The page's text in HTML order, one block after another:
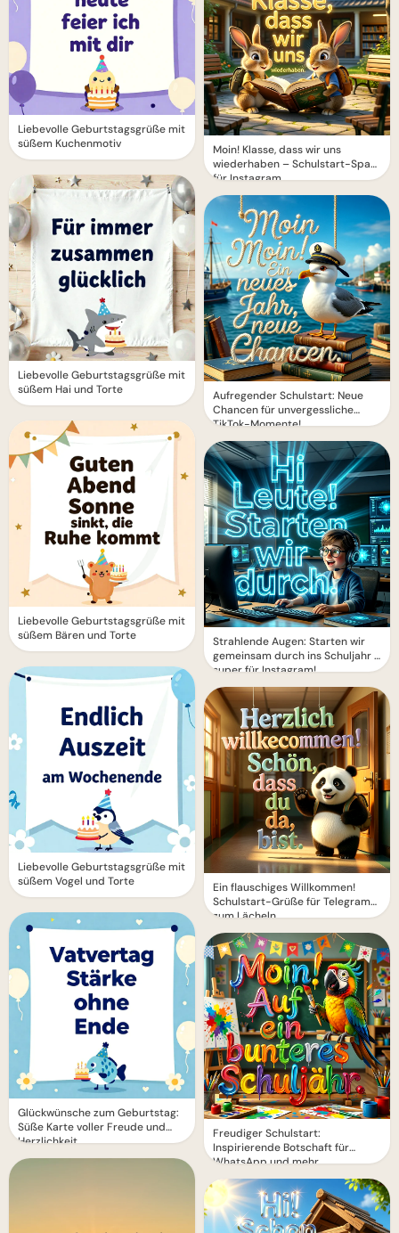
Liebevolle Geburtstagsgrüße mit
süßem Kuchenmotiv
Liebevolle Geburtstagsgrüße mit
süßem Hai und Torte
Liebevolle Geburtstagsgrüße mit
süßem Bären und Torte
Liebevolle Geburtstagsgrüße mit
süßem Vogel und Torte
Glückwünsche zum Geburtstag:
Süße Karte voller Freude und
Herzlichkeit
Moin! Klasse, dass wir uns
wiederhaben – Schulstart-Spaß
für Instagram
Aufregender Schulstart: Neue
Chancen für unvergessliche
TikTok-Momente!
Strahlende Augen: Starten wir
gemeinsam durch ins Schuljahr –
super für Instagram!
Ein flauschiges Willkommen!
Schulstart-Grüße für Telegram
zum Lächeln
Freudiger Schulstart:
Inspirierende Botschaft für
WhatsApp und mehr